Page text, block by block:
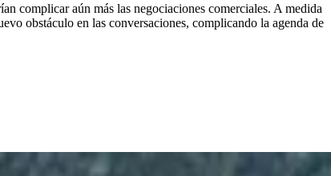
complicar aún más las negociaciones comerciales. A medida
obstáculo en las conversaciones, complicando la agenda de